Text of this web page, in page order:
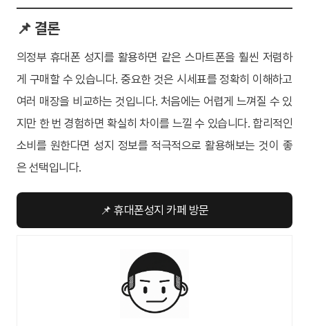
📌 결론
의정부 휴대폰 성지를 활용하면 같은 스마트폰을 훨씬 저렴하
게 구매할 수 있습니다. 중요한 것은 시세표를 정확히 이해하고
여러 매장을 비교하는 것입니다. 처음에는 어렵게 느껴질 수 있
지만 한 번 경험하면 확실히 차이를 느낄 수 있습니다. 합리적인
소비를 원한다면 성지 정보를 적극적으로 활용해보는 것이 좋
은 선택입니다.
📌 휴대폰성지 카페 방문